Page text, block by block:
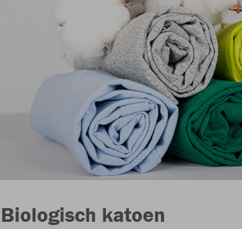
Biologisch katoen